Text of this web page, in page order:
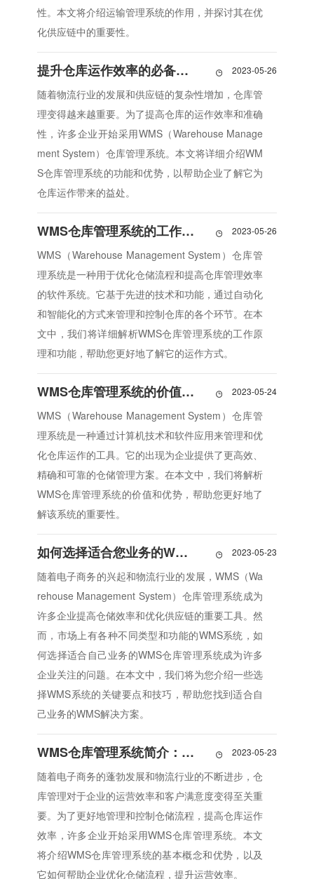
性。本文将介绍运输管理系统的作用，并探讨其在优
化供应链中的重要性。
提升仓库运作效率的必备工具：WMS仓库管理系统 2023-05-26
随着物流行业的发展和供应链的复杂性增加，仓库管
理变得越来越重要。为了提高仓库的运作效率和准确
性，许多企业开始采用WMS（Warehouse Manage
ment System）仓库管理系统。本文将详细介绍WM
S仓库管理系统的功能和优势，以帮助企业了解它为
仓库运作带来的益处。
WMS仓库管理系统的工作原理与功能详解 2023-05-26
WMS（Warehouse Management System）仓库管
理系统是一种用于优化仓储流程和提高仓库管理效率
的软件系统。它基于先进的技术和功能，通过自动化
和智能化的方式来管理和控制仓库的各个环节。在本
文中，我们将详细解析WMS仓库管理系统的工作原
理和功能，帮助您更好地了解它的运作方式。
WMS仓库管理系统的价值与优势解析 2023-05-24
WMS（Warehouse Management System）仓库管
理系统是一种通过计算机技术和软件应用来管理和优
化仓库运作的工具。它的出现为企业提供了更高效、
精确和可靠的仓储管理方案。在本文中，我们将解析
WMS仓库管理系统的价值和优势，帮助您更好地了
解该系统的重要性。
如何选择适合您业务的WMS仓库管理系统？ 2023-05-23
随着电子商务的兴起和物流行业的发展，WMS（Wa
rehouse Management System）仓库管理系统成为
许多企业提高仓储效率和优化供应链的重要工具。然
而，市场上有各种不同类型和功能的WMS系统，如
何选择适合自己业务的WMS仓库管理系统成为许多
企业关注的问题。在本文中，我们将为您介绍一些选
择WMS系统的关键要点和技巧，帮助您找到适合自
己业务的WMS解决方案。
WMS仓库管理系统简介：优化仓储流程，提升效率 2023-05-23
随着电子商务的蓬勃发展和物流行业的不断进步，仓
库管理对于企业的运营效率和客户满意度变得至关重
要。为了更好地管理和控制仓储流程，提高仓库运作
效率，许多企业开始采用WMS仓库管理系统。本文
将介绍WMS仓库管理系统的基本概念和优势，以及
它如何帮助企业优化仓储流程，提升运营效率。